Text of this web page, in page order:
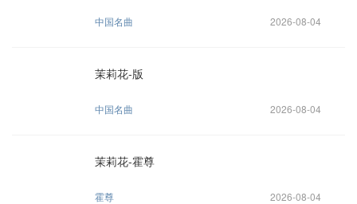
中国名曲 2026-08-04
茉莉花-版
中国名曲 2026-08-04
茉莉花-霍尊
霍尊 2026-08-04